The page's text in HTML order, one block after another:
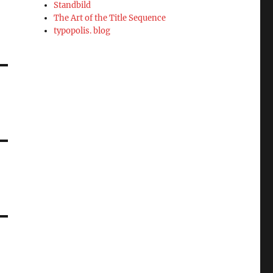
Standbild
The Art of the Title Sequence
typopolis. blog